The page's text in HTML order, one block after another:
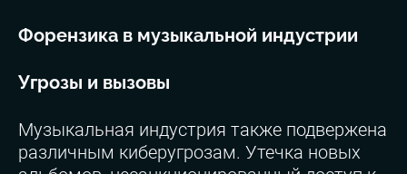
Форензика в музыкальной индустрии
Угрозы и вызовы
Музыкальная индустрия также подвержена
различным киберугрозам. Утечка новых